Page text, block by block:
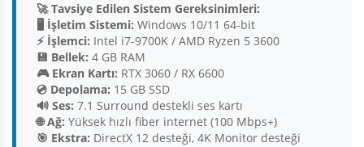
🚀 Tavsiye Edilen Sistem Gereksinimleri:
🖥️ İşletim Sistemi: Windows 10/11 64-bit
⚡ İşlemci: Intel i7-9700K / AMD Ryzen 5 3600
💾 Bellek: 4 GB RAM
🎮 Ekran Kartı: RTX 3060 / RX 6600
💿 Depolama: 15 GB SSD
🔊 Ses: 7.1 Surround destekli ses kartı
🌐 Ağ: Yüksek hızlı fiber internet (100 Mbps+)
🎯 Ekstra: DirectX 12 desteği, 4K Monitor desteği